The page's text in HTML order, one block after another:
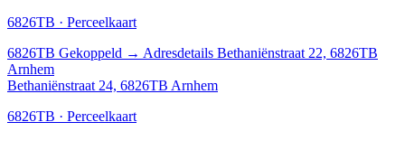
6826TB · Perceelkaart
6826TB Gekoppeld → Adresdetails Bethaniënstraat 22, 6826TB
Arnhem
Bethaniënstraat 24, 6826TB Arnhem
6826TB · Perceelkaart